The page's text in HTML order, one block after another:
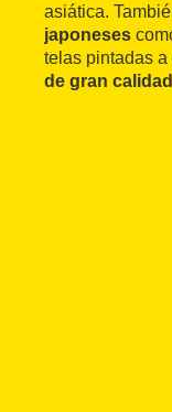
asiática.
japoneses
telas pintadas
de gran calidad